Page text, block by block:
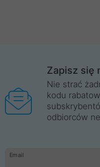
Zapisz się
Nie strać
kodu
odbiorców
Email